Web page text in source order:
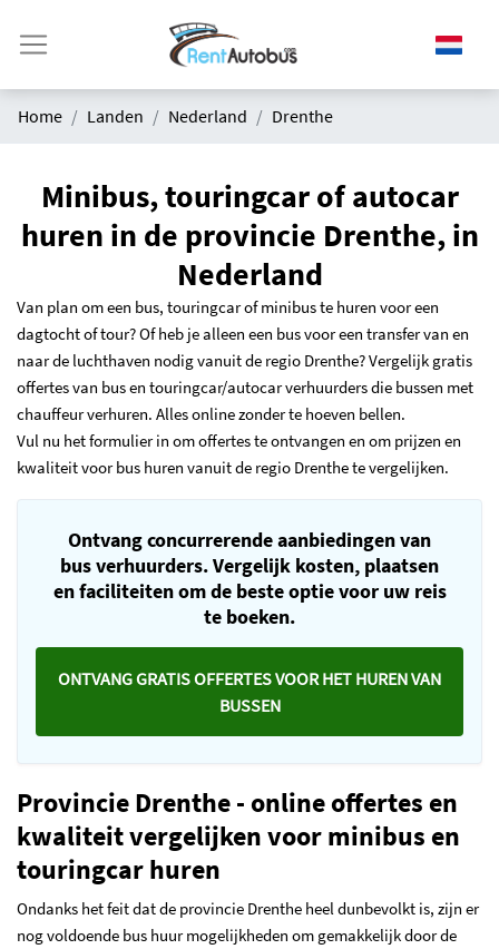
Home Landen Nederland Drenthe
Minibus, touringcar of autocar
huren in de provincie Drenthe, in
Nederland
Van plan om een bus, touringcar of minibus te huren voor een
dagtocht of tour? Of heb je alleen een bus voor een transfer van en
naar de luchthaven nodig vanuit de regio Drenthe? Vergelijk gratis
offertes van bus en touringcar/autocar verhuurders die bussen met
chauffeur verhuren. Alles online zonder te hoeven bellen.
Vul nu het formulier in om offertes te ontvangen en om prijzen en
kwaliteit voor bus huren vanuit de regio Drenthe te vergelijken.
Ontvang concurrerende aanbiedingen van
bus verhuurders. Vergelijk kosten, plaatsen
en faciliteiten om de beste optie voor uw reis
te boeken.
ONTVANG GRATIS OFFERTES VOOR HET HUREN VAN
BUSSEN
Provincie Drenthe - online offertes en
kwaliteit vergelijken voor minibus en
touringcar huren
Ondanks het feit dat de provincie Drenthe heel dunbevolkt is, zijn er
nog voldoende bus huur mogelijkheden om gemakkelijk door de